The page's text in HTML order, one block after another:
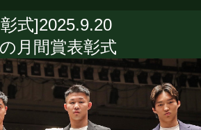
式]2025.9.20
月間賞表彰式